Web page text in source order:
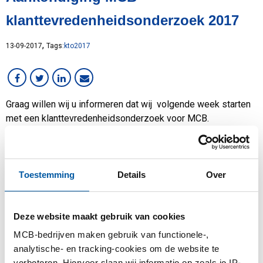
Toestemming Details Over
Deze website maakt gebruik van cookies
MCB-bedrijven maken gebruik van functionele-,
analytische- en tracking-cookies om de website te
Werken bij MCB
klanttevredenheidsonderzoek 2017
13-09-2017, Tags: kto2017
Graag willen wij u informeren dat wij volgende week starten
met een klanttevredenheidsonderzoek voor MCB.
Waarom een klanttevredenheidsonderzoek?
Zoals u van ons gewend bent houden we periodiek een
klanttevredenheidsonderzoek. Dit doen wij om de
dienstverlening van MCB aan te passen aan uw wensen en
lopen, maar ook naar wat volgens u nog verbeterd zou
kunnen worden. Wij zouden graag uw ervaringen, mening en
gevoel over onze organisatie willen horen en stellen uw
medewerking zeer op prijs.